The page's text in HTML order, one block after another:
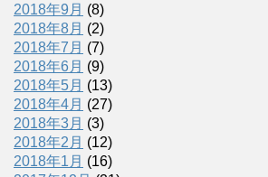
2018年9月 (8)
2018年8月 (2)
2018年7月 (7)
2018年6月 (9)
2018年5月 (13)
2018年4月 (27)
2018年3月 (3)
2018年2月 (12)
2018年1月 (16)